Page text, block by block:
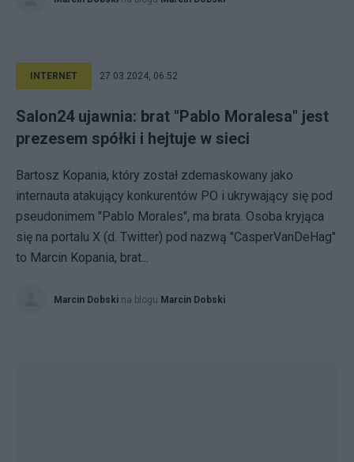
INTERNET 27.03.2024, 06:52
Salon24 ujawnia: brat "Pablo Moralesa" jest
prezesem spółki i hejtuje w sieci
Bartosz Kopania, który został zdemaskowany jako
internauta atakujący konkurentów PO i ukrywający się pod
pseudonimem "Pablo Morales", ma brata. Osoba kryjąca
się na portalu X (d. Twitter) pod nazwą "CasperVanDeHag"
to Marcin Kopania, brat...
Marcin Dobski na blogu Marcin Dobski